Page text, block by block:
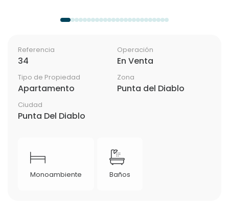
Referencia
34
Operación
En Venta
Tipo de Propiedad
Apartamento
Zona
Punta del Diablo
Ciudad
Punta Del Diablo
Monoambiente Baños